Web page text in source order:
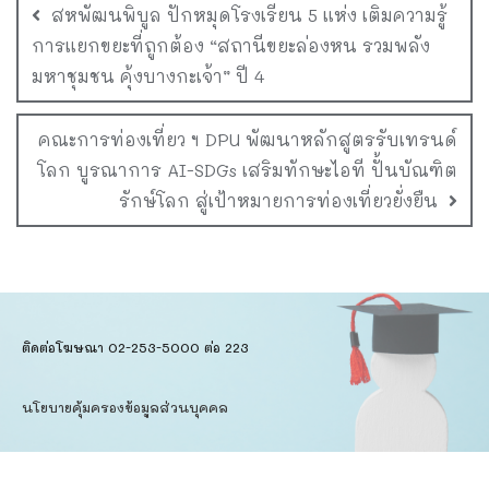
สหพัฒนพิบูล ปักหมุดโรงเรียน 5 แห่ง เติมความรู้
การแยกขยะที่ถูกต้อง “สถานีขยะล่องหน รวมพลัง
มหาชุมชน คุ้งบางกะเจ้า” ปี 4
คณะการท่องเที่ยว ฯ DPU พัฒนาหลักสูตรรับเทรนด์
โลก บูรณาการ AI-SDGs เสริมทักษะไอที ปั้นบัณฑิต
รักษ์โลก สู่เป้าหมายการท่องเที่ยวยั่งยืน
ติดต่อโฆษณา 02-253-5000​ ต่อ 223
นโยบายคุ้มครองข้อมูลส่วนบุคคล​